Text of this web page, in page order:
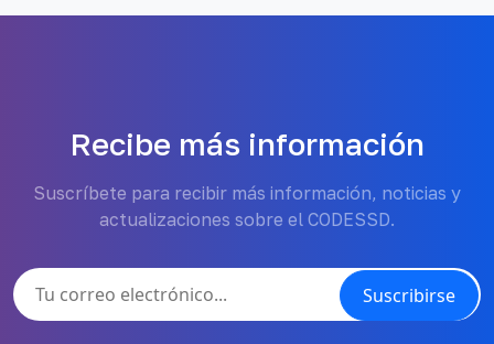
Recibe más información
Suscríbete para recibir más información, noticias y
actualizaciones sobre el CODESSD.
Suscribirse